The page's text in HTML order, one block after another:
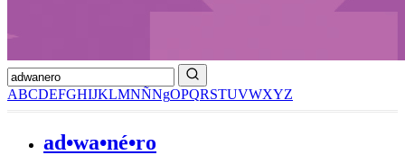
ABCDEFGHIJKLMNÑNgOPQRSTUVWXYZ
ad•wa•né•ro